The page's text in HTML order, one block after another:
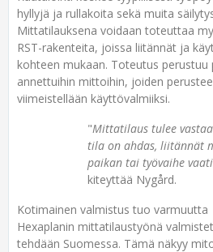
hyllyjä ja rullakoita sekä muita
Mittatilauksena voidaan toteuttaa
RST-rakenteita, joissa liitännät ja
kohteen mukaan. Toteutus perustuu
annettuihin mittoihin, joiden
viimeistellään käyttövalmiiksi.
"Mittatilaus tulee
tila on ahdas, liitännät
paikan tai työvaihe
kiteyttää Nygård.
Kotimainen valmistus tuo varmuutta
Hexaplanin mittatilaustyönä
tehdään Suomessa. Tämä näkyy